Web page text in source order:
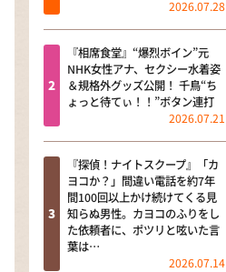
2026.07.28
『相席食堂』“爆烈ボイン”元
NHK女性アナ、セクシー水着姿
＆規格外グッズ公開！ 千鳥“ち
ょっと待てぃ！！”ボタン連打
2026.07.21
『探偵！ナイトスクープ』「カ
ヨコか？」間違い電話を約7年
間100回以上かけ続けてくる見
知らぬ男性。カヨコのふりをし
た依頼者に、ポツリと呟いた言
葉は…
2026.07.14